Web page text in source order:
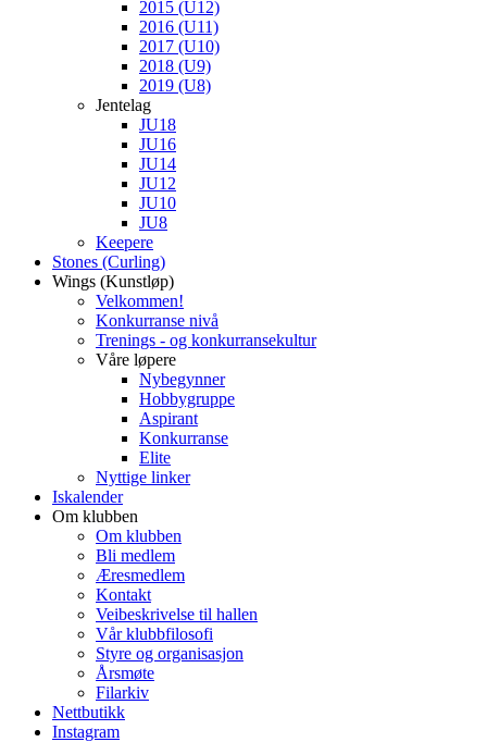
2015 (U12)
2016 (U11)
2017 (U10)
2018 (U9)
2019 (U8)
Jentelag
JU18
JU16
JU14
JU12
JU10
JU8
Keepere
Stones (Curling)
Wings (Kunstløp)
Velkommen!
Konkurranse nivå
Trenings - og konkurransekultur
Våre løpere
Nybegynner
Hobbygruppe
Aspirant
Konkurranse
Elite
Nyttige linker
Iskalender
Om klubben
Om klubben
Bli medlem
Æresmedlem
Kontakt
Veibeskrivelse til hallen
Vår klubbfilosofi
Styre og organisasjon
Årsmøte
Filarkiv
Nettbutikk
Instagram